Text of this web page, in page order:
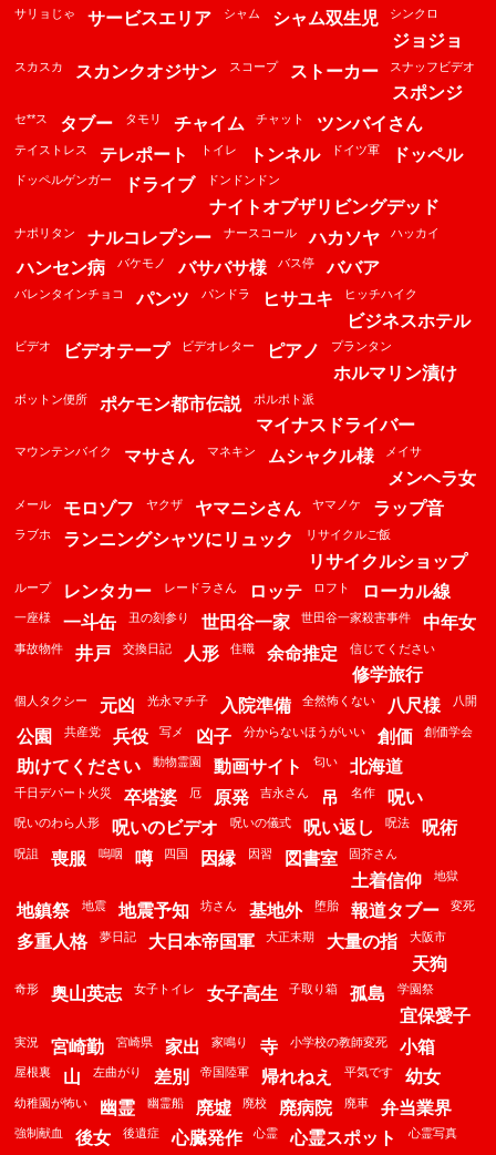
サリョじゃ サービスエリア シャム シャム双生児 シンクロ
ジョジョ
スカスカ スカンクオジサン スコープ ストーカー スナッフビデオ
スポンジ
セ**ス タブー タモリ チャイム チャット ツンバイさん
テイストレス テレポート トイレ トンネル ドイツ軍 ドッペル
ドッペルゲンガー ドライブ ドンドンドン
ナイトオブザリビングデッド
ナポリタン ナルコレプシー ナースコール ハカソヤ ハッカイ
ハンセン病 バケモノ バサバサ様 バス停 ババア
バレンタインチョコ パンツ パンドラ ヒサユキ ヒッチハイク
ビジネスホテル
ビデオ ビデオテープ ビデオレター ピアノ プランタン
ホルマリン漬け
ボットン便所 ポケモン都市伝説 ポルポト派
マイナスドライバー
マウンテンバイク マサさん マネキン ムシャクル様 メイサ
メンヘラ女
メール モロゾフ ヤクザ ヤマニシさん ヤマノケ ラップ音
ラブホ ランニングシャツにリュック リサイクルご飯
リサイクルショップ
ループ レンタカー レードラさん ロッテ ロフト ローカル線
一座様 一斗缶 丑の刻参り 世田谷一家 世田谷一家殺害事件 中年女
事故物件 井戸 交換日記 人形 住職 余命推定 信じてください
修学旅行
個人タクシー 元凶 光永マチ子 入院準備 全然怖くない 八尺様 八開
公園 共産党 兵役 写メ 凶子 分からないほうがいい 創価 創価学会
助けてください 動物霊園 動画サイト 匂い 北海道
千日デパート火災 卒塔婆 厄 原発 吉永さん 吊 名作 呪い
呪いのわら人形 呪いのビデオ 呪いの儀式 呪い返し 呪法 呪術
呪詛 喪服 嗚咽 噂 四国 因縁 因習 図書室 固芥さん
土着信仰 地獄
地鎮祭 地震 地震予知 坊さん 基地外 堕胎 報道タブー 変死
多重人格 夢日記 大日本帝国軍 大正末期 大量の指 大阪市
天狗
奇形 奥山英志 女子トイレ 女子高生 子取り箱 孤島 学園祭
宜保愛子
実況 宮崎勤 宮崎県 家出 家鳴り 寺 小学校の教師変死 小箱
屋根裏 山 左曲がり 差別 帝国陸軍 帰れねえ 平気です 幼女
幼稚園が怖い 幽霊 幽霊船 廃墟 廃校 廃病院 廃車 弁当業界
強制献血 後女 後遺症 心臓発作 心霊 心霊スポット 心霊写真